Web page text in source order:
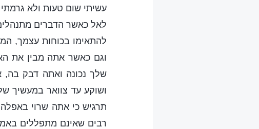
עשיתי שום טעות ולא
לאל כאשר הדברים
להתאימו בכוחות עצמך,
וגם כאשר אתה מבין את
שלך נכונה ואתה דבק
ושוקע עד צוואר במעשיך
תרגיש כי אתה שרוי
רבים שאינם מתפללים